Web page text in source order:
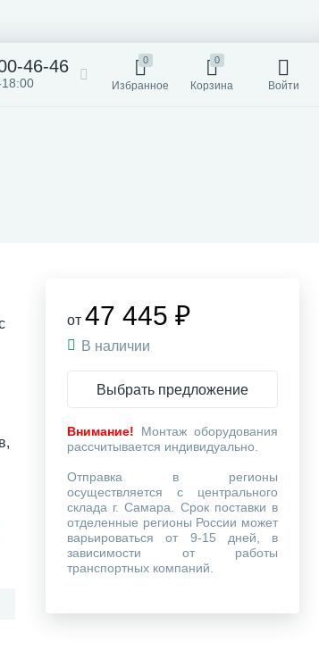
46-46 0
Избранное
0
Корзина Войти
от 47 445 ₽
В наличии
Выбрать предложение
Внимание! Монтаж оборудования
рассчитывается индивидуально.
Отправка в регионы
осуществляется с центрального
склада г. Самара. Срок поставки в
отделенные регионы России может
варьироваться от 9-15 дней, в
зависимости от работы
транспортных компаний.